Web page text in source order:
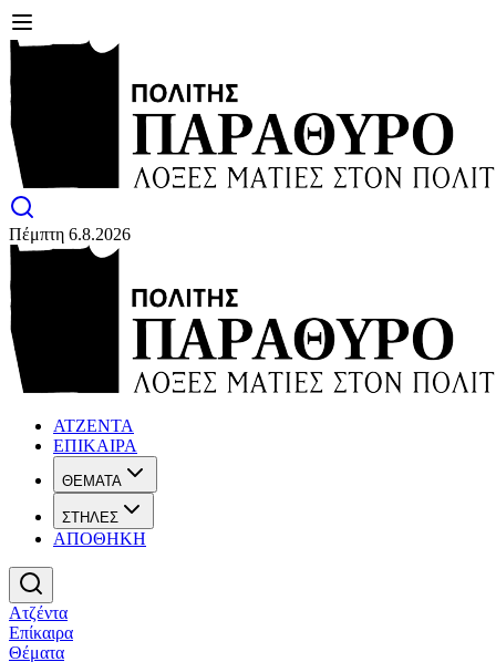
Πέμπτη 6.8.2026
ΑΤΖΕΝΤΑ
ΕΠΙΚΑΙΡΑ
ΘΕΜΑΤΑ
ΣΤΗΛΕΣ
ΑΠΟΘΗΚΗ
Ατζέντα
Επίκαιρα
Θέματα